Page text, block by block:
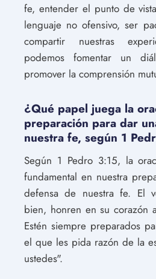
fe, entender el punto de
lenguaje no ofensivo, ser
compartir nuestras
podemos fomentar un
promover la comprensión
¿Qué papel juega la
preparación para dar
nuestra fe, según 1
Según 1 Pedro 3:15, la
fundamental en nuestra
defensa de nuestra fe. El
bien, honren en su corazón
Estén siempre preparados
el que les pida razón de la
ustedes".